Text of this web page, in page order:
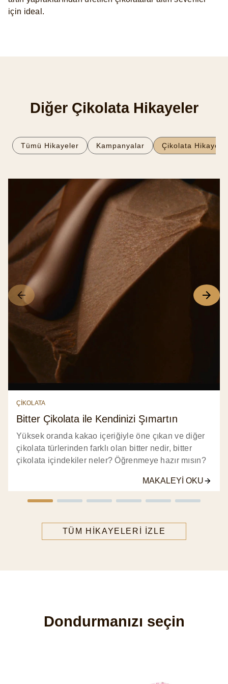
için ideal.
Diğer Çikolata Hikayeler
Tümü Hikayeler Kampanyalar Çikolata
ÇİKOLATA
Bitter Çikolata ile Kendinizi Şımartın
Yüksek oranda kakao içeriğiyle öne çıkan ve diğer
çikolata türlerinden farklı olan bitter nedir, bitter
çikolata içindekiler neler? Öğrenmeye hazır mısın?
MAKALEYI OKU
TÜM HIKAYELERI IZLE
Dondurmanızı seçin